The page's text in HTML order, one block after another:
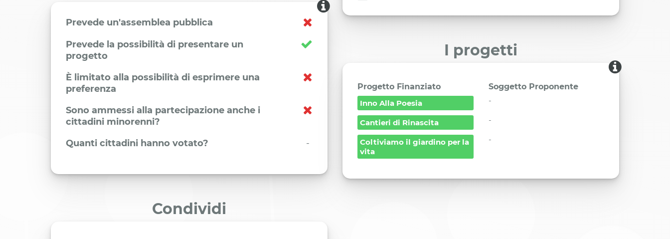
Prevede un'assemblea pubblica
Prevede la possibilità di presentare un
progetto
È limitato alla possibilità di esprimere una
preferenza
Sono ammessi alla partecipazione anche i
cittadini minorenni?
Quanti cittadini hanno votato?
-
I progetti
Progetto Finanziato
Soggetto Proponente
Inno Alla Poesia
-
Cantieri di Rinascita -
Coltiviamo il giardino per la
vita
-
Condividi